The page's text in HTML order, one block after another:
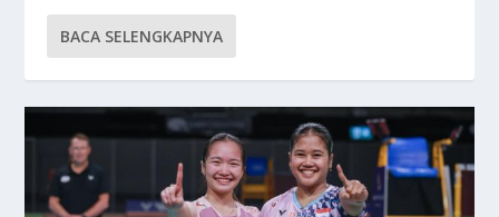
BACA SELENGKAPNYA